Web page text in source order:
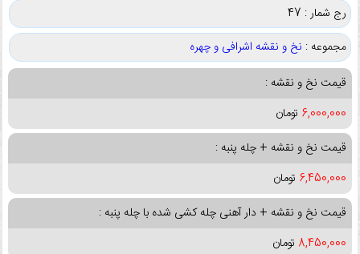
رج شمار : 47
مجموعه : نخ و نقشه اشرافی و چهره
قیمت نخ و نقشه :
6,000,000 تومان
قیمت نخ و نقشه + چله پنبه :
6,450,000 تومان
قیمت نخ و نقشه + دار آهنی چله کشی شده با چله پنبه :
8,450,000 تومان